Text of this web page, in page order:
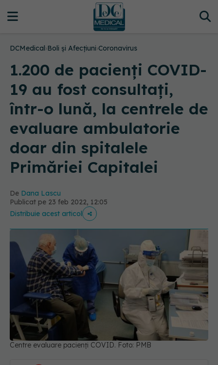
DCMedical›Boli și Afecțiuni›Coronavirus
1.200 de pacienți COVID-
19 au fost consultați,
într-o lună, la centrele de
evaluare ambulatorie
doar din spitalele
Primăriei Capitalei
De Dana Lascu
Publicat pe 23 feb 2022, 12:05
Distribuie acest articol
Centre evaluare pacienți COVID. Foto: PMB